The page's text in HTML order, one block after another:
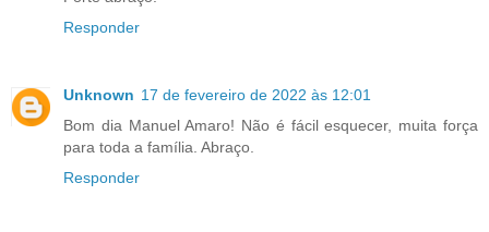
Responder
Unknown 17 de fevereiro de 2022 às 12:01
Bom dia Manuel Amaro! Não é fácil esquecer, muita força
para toda a família. Abraço.
Responder